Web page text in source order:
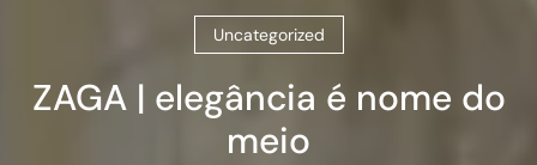
Uncategorized
ZAGA | elegância é nome do
meio